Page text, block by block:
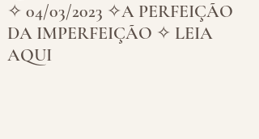
✧ 04/03/2023 ✧A PERFEIÇÃO
DA IMPERFEIÇÃO ✧ LEIA
AQUI